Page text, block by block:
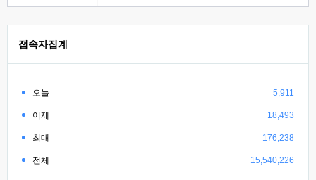
접속자집계
오늘 5,911
어제 18,493
최대 176,238
전체 15,540,226